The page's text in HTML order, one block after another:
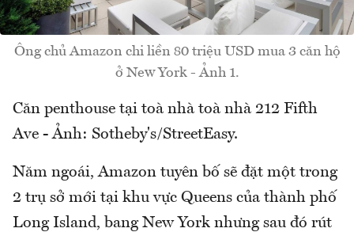
Ông chủ Amazon chi liền 80 triệu USD mua 3 căn hộ
ở New York - Ảnh 1.
Căn penthouse tại toà nhà toà nhà 212 Fifth
Ave - Ảnh: Sotheby's/StreetEasy.
Năm ngoái, Amazon tuyên bố sẽ đặt một trong
2 trụ sở mới tại khu vực Queens của thành phố
Long Island, bang New York nhưng sau đó rút